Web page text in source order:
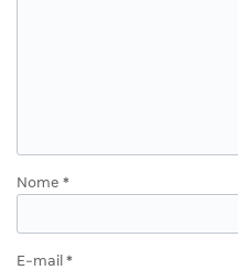
Nome *
E-mail *